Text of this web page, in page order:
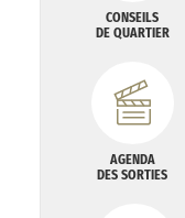
CONSEILS
DE QUARTIER
AGENDA
DES SORTIES